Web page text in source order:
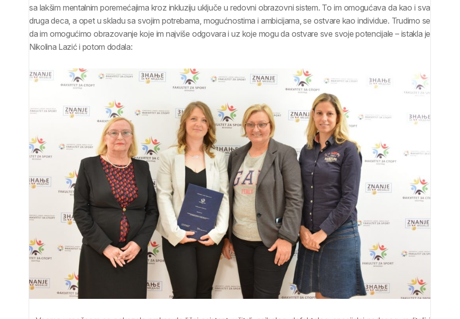
sa lakšim mentalnim poremećajima kroz inkluziju uključe u redovni obrazovni sistem. To im omogućava da kao i sva
druga deca, a opet u skladu sa svojim potrebama, mogućnostima i ambicijama, se ostvare kao individue. Trudimo se
da im omogućimo obrazovanje koje im najviše odgovara i uz koje mogu da ostvare sve svoje potencijale – istakla je
Nikolina Lazić i potom dodala: